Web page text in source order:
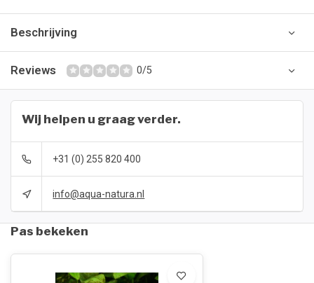
Beschrijving
Reviews 0/5
Wij helpen u graag verder.
+31 (0) 255 820 400
info@aqua-natura.nl
Pas bekeken